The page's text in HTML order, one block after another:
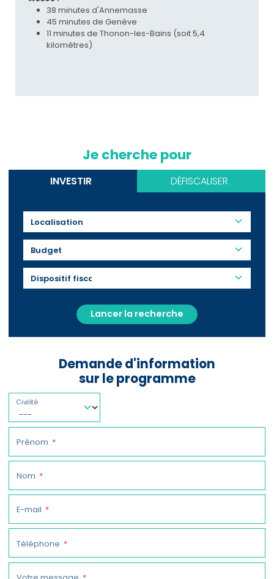
38 minutes d'Annemasse
45 minutes de Genève
11 minutes de Thonon-les-Bains (soit 5,4
kilomètres)
Je cherche pour
INVESTIR DÉFISCALISER
Budget
Lancer la recherche
Demande d'information
sur le programme
Civilité
Prénom
Nom
E-mail
Téléphone